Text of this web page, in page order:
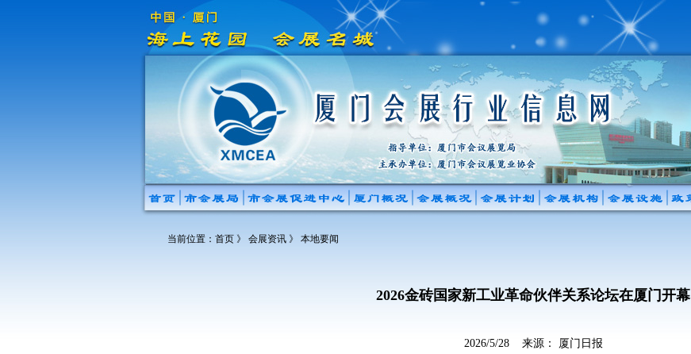
当前位置： 首页 》 会展资讯 》 本地要闻
2026金砖国家新工业革命伙伴关系论坛在厦门开幕
2026/5/28 来源： 厦门日报